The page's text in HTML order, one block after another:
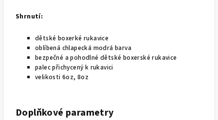
Shrnutí:
dětské boxerké rukavice
oblíbená chlapecká modrá barva
bezpečné a pohodlné dětské boxerské rukavice
palec přichycený k rukavici
velikosti 6oz, 8oz
Doplňkové parametry